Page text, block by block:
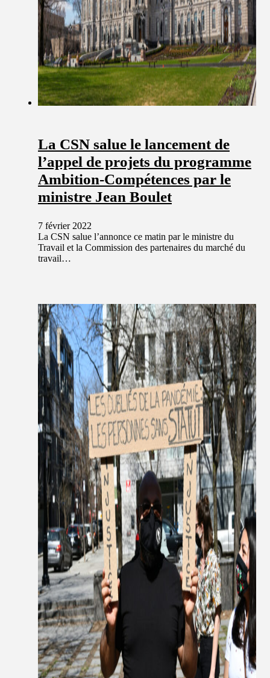
La CSN salue le lancement de
l’appel de projets du programme
Ambition-Compétences par le
ministre Jean Boulet
7 février 2022
La CSN salue l’annonce ce matin par le ministre du
Travail et la Commission des partenaires du marché du
travail…